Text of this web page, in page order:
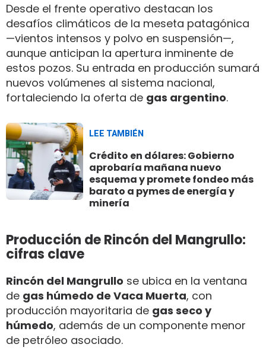
Desde el frente operativo destacan los
desafíos climáticos de la meseta patagónica
—vientos intensos y polvo en suspensión—,
aunque anticipan la apertura inminente de
estos pozos. Su entrada en producción sumará
nuevos volúmenes al sistema nacional,
fortaleciendo la oferta de gas argentino.
LEE TAMBIÉN
Crédito en dólares: Gobierno
aprobaría mañana nuevo
esquema y promete fondeo más
barato a pymes de energía y
minería
Producción de Rincón del Mangrullo:
cifras clave
Rincón del Mangrullo se ubica en la ventana
de gas húmedo de Vaca Muerta, con
producción mayoritaria de gas seco y
húmedo, además de un componente menor
de petróleo asociado.